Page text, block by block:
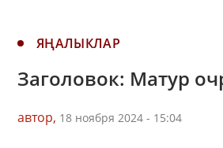
ЯҢАЛЫКЛАР
Заголовок: Матур
автор, 18 ноября 2024 - 15:04